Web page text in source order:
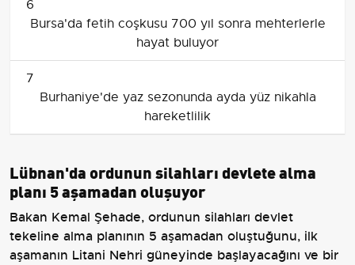
6
Bursa'da fetih coşkusu 700 yıl sonra mehterlerle
hayat buluyor
7
Burhaniye'de yaz sezonunda ayda yüz nikahla
hareketlilik
Lübnan'da ordunun silahları devlete alma
planı 5 aşamadan oluşuyor
Bakan Kemal Şehade, ordunun silahları devlet
tekeline alma planının 5 aşamadan oluştuğunu, ilk
aşamanın Litani Nehri güneyinde başlayacağını ve bir